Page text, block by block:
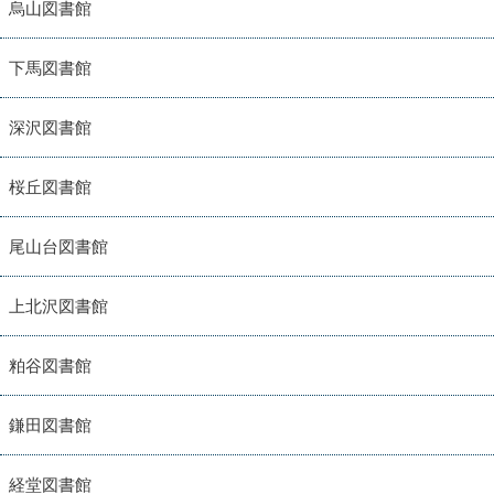
烏山図書館
下馬図書館
深沢図書館
桜丘図書館
尾山台図書館
上北沢図書館
粕谷図書館
鎌田図書館
経堂図書館